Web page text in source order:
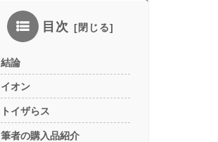
目次
結論
イオン
トイザらス
筆者の購入品紹介